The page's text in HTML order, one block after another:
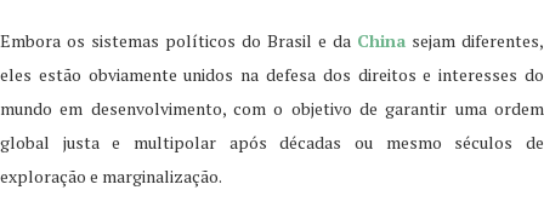
Embora os sistemas políticos do Brasil e da China sejam diferentes,
eles estão obviamente unidos na defesa dos direitos e interesses do
mundo em desenvolvimento, com o objetivo de garantir uma ordem
global justa e multipolar após décadas ou mesmo séculos de
exploração e marginalização.